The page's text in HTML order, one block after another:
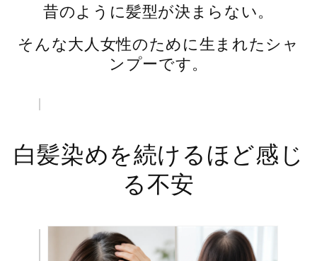
昔のように髪型が決まらない。
そんな大人女性のために生まれたシャ
ンプーです。
白髪染めを続けるほど感じ
る不安